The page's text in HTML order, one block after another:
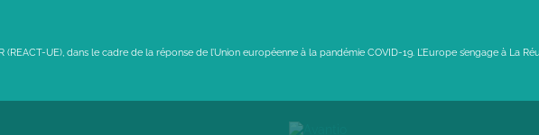
(REACT-UE), dans le cadre de la réponse de l’Union européenne à la pandémie COVID-19. L’Europe s’engage à La